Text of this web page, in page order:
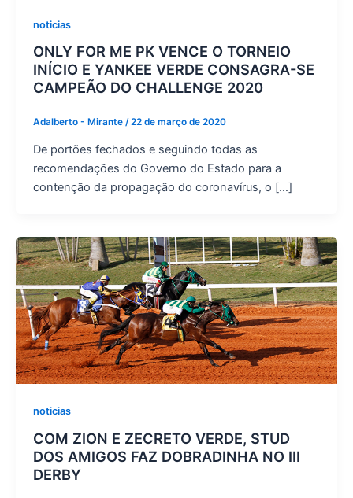
noticias
ONLY FOR ME PK VENCE O TORNEIO
INÍCIO E YANKEE VERDE CONSAGRA-SE
CAMPEÃO DO CHALLENGE 2020
Adalberto - Mirante /22 de março de 2020
De portões fechados e seguindo todas as
recomendações do Governo do Estado para a
contenção da propagação do coronavírus, o […]
noticias
COM ZION E ZECRETO VERDE, STUD
DOS AMIGOS FAZ DOBRADINHA NO III
DERBY